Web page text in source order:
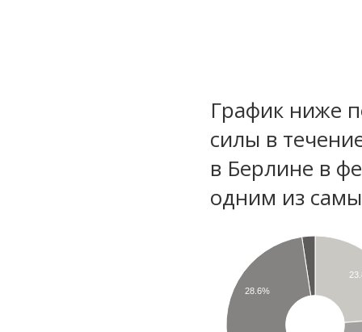
График ниже
силы в
в Берлине в
одним из
28.6%